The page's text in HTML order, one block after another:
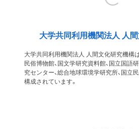
大学共同利用機関法人 人
大学共同利用機関法人 人間文化研究機構
民俗博物館、国文学研究資料館、国立国語
究センター、総合地球環境学研究所、国立
構成されています。